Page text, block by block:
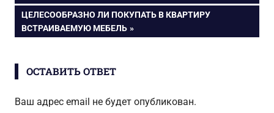
по
записям
СЛЕДУЮЩАЯ
ЗАПИСЬ:
ЦЕЛЕСООБРАЗНО ЛИ ПОКУПАТЬ В КВАРТИРУ
ВСТРАИВАЕМУЮ МЕБЕЛЬ
ОСТАВИТЬ ОТВЕТ
Ваш адрес email не будет опубликован.